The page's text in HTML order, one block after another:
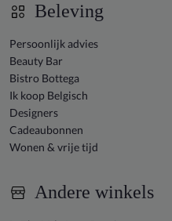
Beleving
Persoonlijk advies
Beauty Bar
Bistro Bottega
Ik koop Belgisch
Designers
Cadeaubonnen
Wonen & vrije tijd
Andere winkels